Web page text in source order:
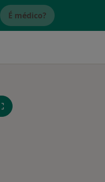
É médico?